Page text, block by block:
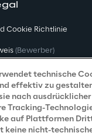
Cookie Richtlinie
(Bewerber)
(Kunden)
(Dienstleister)
(Marketing)
technische
effektiv zu
nach
Tracking-
auf Plattformen
keine nicht-